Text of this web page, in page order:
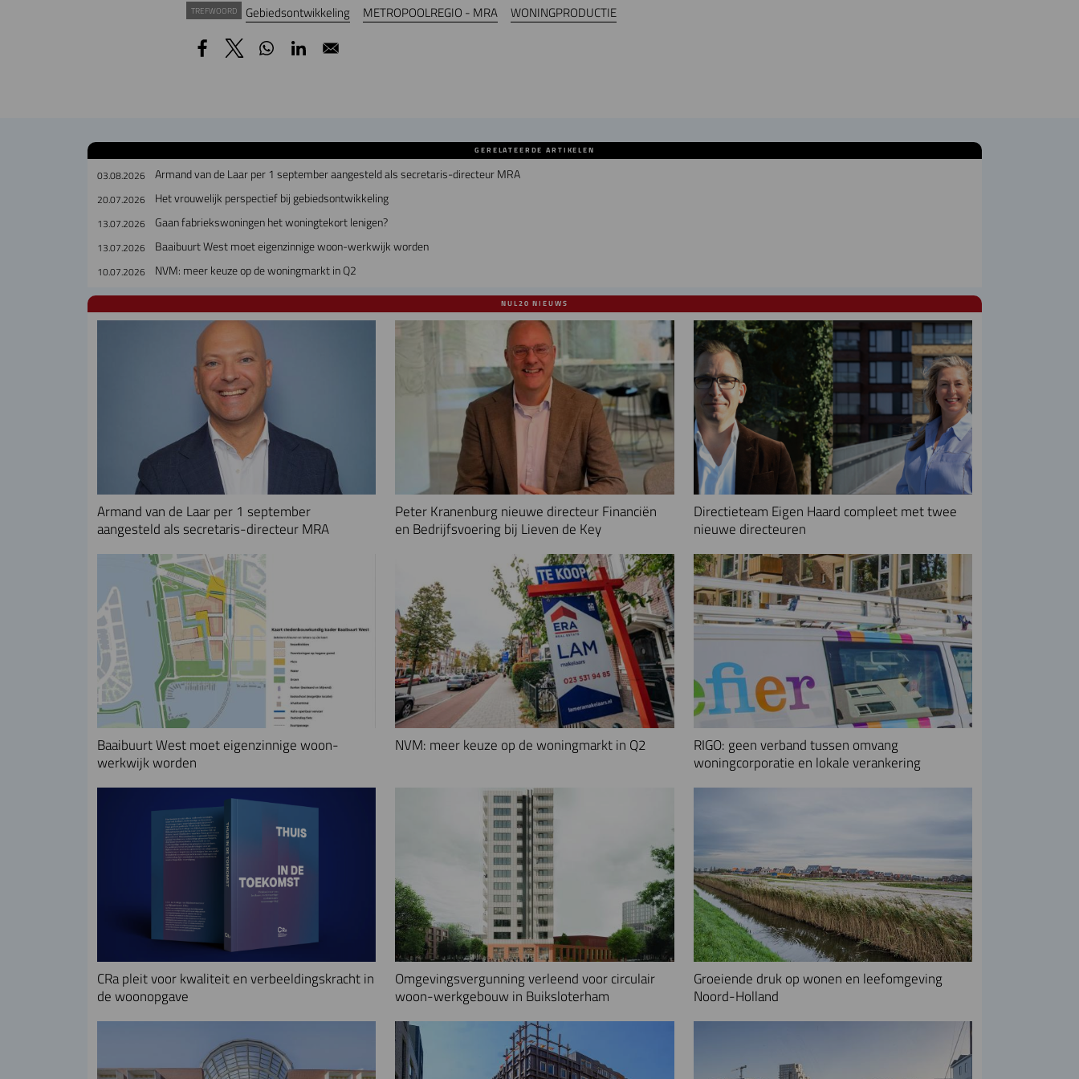
TREFWOORD Gebiedsontwikkeling METROPOOLREGIO - MRA WONINGPRODUCTIE
GERELATEERDE ARTIKELEN
03.08.2026 Armand van de Laar per 1 september aangesteld als secretaris-directeur MRA
20.07.2026 Het vrouwelijk perspectief bij gebiedsontwikkeling
13.07.2026 Gaan fabriekswoningen het woningtekort lenigen?
13.07.2026 Baaibuurt West moet eigenzinnige woon-werkwijk worden
10.07.2026 NVM: meer keuze op de woningmarkt in Q2
NUL20 NIEUWS
Armand van de Laar per 1 september
aangesteld als secretaris-directeur MRA
Peter Kranenburg nieuwe directeur Financiën
en Bedrijfsvoering bij Lieven de Key
Directieteam Eigen Haard compleet met twee
nieuwe directeuren
Baaibuurt West moet eigenzinnige woon-
werkwijk worden
NVM: meer keuze op de woningmarkt in Q2
RIGO: geen verband tussen omvang
woningcorporatie en lokale verankering
CRa pleit voor kwaliteit en verbeeldingskracht in
de woonopgave
Omgevingsvergunning verleend voor circulair
woon-werkgebouw in Buiksloterham
Groeiende druk op wonen en leefomgeving
Noord-Holland